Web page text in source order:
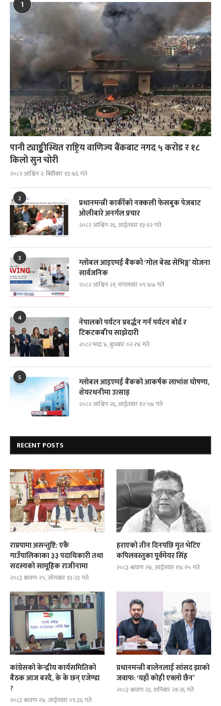
1
पानी ट्याङ्कीस्थित राष्ट्रिय वाणिज्य बैंकबाट नगद ५ करोड र १८
किलो सुन चोरी
२०८२ आश्विन २, बिहीबार १३:४६ गते
2
प्रधानमन्त्री कार्कीको नक्कली फेसबुक पेजबाट
ओलीबारे अनर्गल प्रचार
२०८२ आश्विन २६, आईतवार १३:१२ गते
3
ग्लोबल आइएमई बैंकको ‘गोल बेस्ड सेभिङ्ग’ योजना
सार्वजनिक
२०८२ आश्विन २१, मंगलवार ०९:४७ गते
4
नेपालको पर्यटन प्रवर्द्धन गर्न पर्यटन बोर्ड र
टिकटकबीच साझेदारी
२०८२ भाद्र ४, बुधबार ०२:२४ गते
5
ग्लोबल आइएमई बैंकको आकर्षक लाभांश घोषणा,
शेयरधनीमा उत्साह
२०८२ आश्विन २६, आईतवार १२:५४ गते
RECENT POSTS
राप्रपामा असन्तुष्टि: एकै
गाउँपालिकाका ३३ पदाधिकारी तथा
सदस्यको सामूहिक राजीनामा
२०८३ श्रावण २५, सोमबार १३:२३ गते
हराएको तीन दिनपछि मृत भेटिए
कपिलवस्तुका पूर्वमेयर सिंह
२०८३ श्रावण २४, आईतवार १४:२५ गते
कांग्रेसको केन्द्रीय कार्यसमितिको
बैठक आज बस्दै, के के छन् एजेण्डा
?
२०८३ श्रावण २४, आईतवार ०९:३६ गते
प्रधानमन्त्री बालेनलाई सांसद झाको
जवाफ: ‘यहाँ कोही एक्लो छैन’
२०८३ श्रावण २३, शनिबार २१:२६ गते